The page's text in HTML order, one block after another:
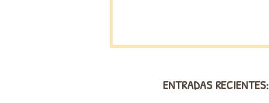
ENTRADAS RECIENTES: